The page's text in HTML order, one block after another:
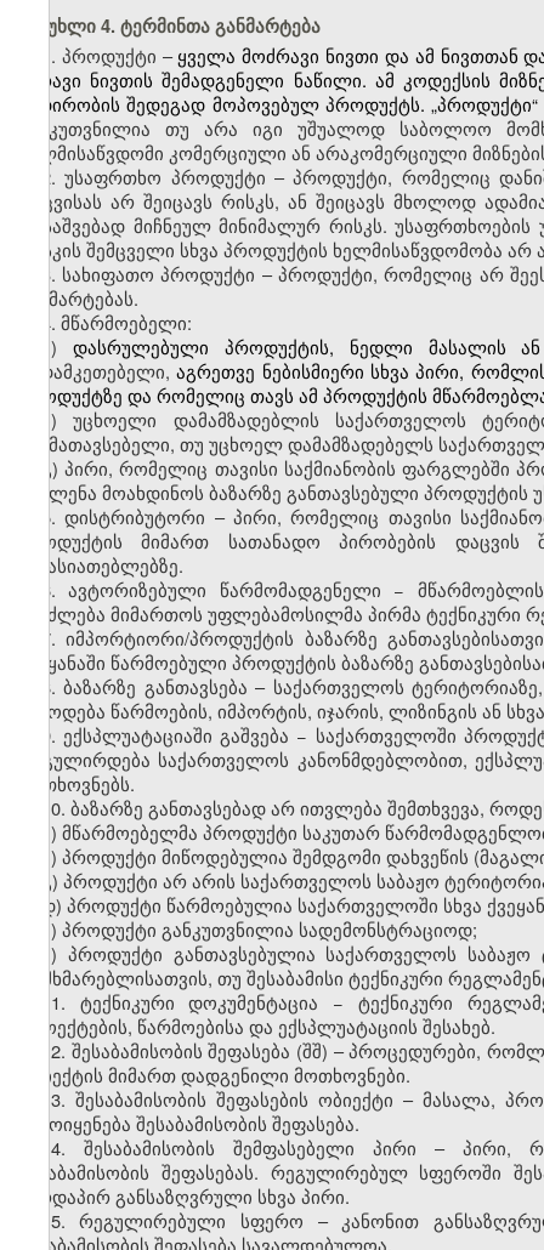
მუხლი 4. ტერმინთა განმარტება
1. პროდუქტი – ყველა მოძრავი ნივთი და ამ ნივთთან
უძრავი ნივთის შემადგენელი ნაწილი. ამ კოდექსის
ნადირობის შედეგად მოპოვებულ პროდუქტს. „პროდუქტი“
განკუთვნილია თუ არა იგი უშუალოდ საბოლოო
ხელმისაწვდომი კომერციული ან არაკომერციული
2. უსაფრთხო პროდუქტი – პროდუქტი, რომელიც
დაცვისას არ შეიცავს რისკს, ან შეიცავს მხოლოდ
დასაშვებად მიჩნეულ მინიმალურ რისკს.
რისკის შემცველი სხვა პროდუქტის ხელმისაწვდომობა
3. სახიფათო პროდუქტი –პროდუქტი, რომელიც არ
განმარტებას.
4. მწარმოებელი:
ა) დასრულებული პროდუქტის, ნედლი მასალის
გადამკეთებელი, აგრეთვე ნებისმიერი სხვა პირი,
პროდუქტზე და რომელიც თავს ამ პროდუქტის
ბ) უცხოელი დამამზადებლის საქართველოს
განმათავსებელი, თუ უცხოელ დამამზადებელს
გ) პირი, რომელიც თავისი საქმიანობის ფარგლებში
გავლენა მოახდინოს ბაზარზე განთავსებული პროდუქტის
5. დისტრიბუტორი – პირი, რომელიც თავისი
პროდუქტის მიმართ სათანადო პირობების დაცვის
მახასიათებლებზე.
6. ავტორიზებული წარმომადგენელი −
შეიძლება მიმართოს უფლებამოსილმა პირმა ტექნიკური
7. იმპორტიორი/პროდუქტის ბაზარზე
ქვეყანაში წარმოებული პროდუქტის ბაზარზე
8. ბაზარზე განთავსება – საქართველოს
მიწოდება წარმოების, იმპორტის, იჯარის, ლიზინგის ან
9. ექსპლუატაციაში გაშვება − საქართველოში
რეგულირდება საქართველოს კანონმდებლობით,
მოთხოვნებს.
10. ბაზარზე განთავსებად არ ითვლება შემთხვევა,
ა) მწარმოებელმა პროდუქტი საკუთარ
ბ) პროდუქტი მიწოდებულია შემდგომი დახვეწის
გ) პროდუქტი არ არის საქართველოს საბაჟო
დ) პროდუქტი წარმოებულია საქართველოში სხვა
ე) პროდუქტი განკუთვნილია სადემონსტრაციოდ;
ვ) პროდუქტი განთავსებულია საქართველოს
მომხმარებლისათვის, თუ შესაბამისი ტექნიკური
11. ტექნიკური დოკუმენტაცია − ტექნიკური
პროექტების, წარმოებისა და ექსპლუატაციის შესახებ.
12. შესაბამისობის შეფასება (შშ) – პროცედურები,
ობიექტის მიმართ დადგენილი მოთხოვნები.
13. შესაბამისობის შეფასების ობიექტი – მასალა,
გამოიყენება შესაბამისობის შეფასება.
14. შესაბამისობის შემფასებელი პირი –
შესაბამისობის შეფასებას. რეგულირებულ სფეროში
პირდაპირ განსაზღვრული სხვა პირი.
15. რეგულირებული სფერო – კანონით
შესაბამისობის შეფასება სავალდებულოა.